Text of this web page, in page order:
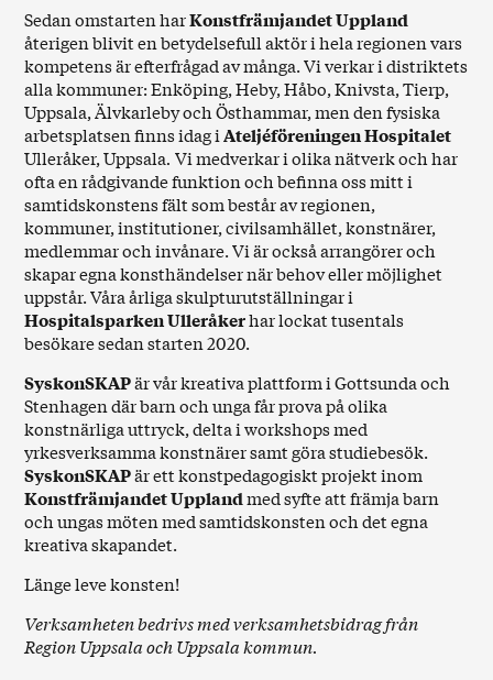
Sedan omstarten harKonstfrämjandet Uppland
återigen blivit en betydelsefull aktör i hela regionen vars
kompetens är efterfrågad av många. Vi verkar i distriktets
alla kommuner: Enköping, Heby, Håbo, Knivsta, Tierp,
Uppsala, Älvkarleby och Östhammar, men den fysiska
arbetsplatsen finns idag iAteljéföreningen Hospitalet
Ulleråker, Uppsala. Vi medverkar i olika nätverk och har
ofta en rådgivande funktion och befinna oss mitt i
samtidskonstens fält som består av regionen,
kommuner, institutioner, civilsamhället, konstnärer,
medlemmar och invånare. Vi är också arrangörer och
skapar egna konsthändelser när behov eller möjlighet
uppstår. Våra årliga skulpturutställningar i
Hospitalsparken Ulleråkerhar lockat tusentals
besökare sedan starten 2020.
SyskonSKAPär vår kreativa plattform i Gottsunda och
Stenhagen där barn och unga får prova på olika
konstnärliga uttryck, delta i workshops med
yrkesverksamma konstnärer samt göra studiebesök.
SyskonSKAPär ett konstpedagogiskt projekt inom
Konstfrämjandet Upplandmed syfte att främja barn
och ungas möten med samtidskonsten och det egna
kreativa skapandet.
Länge leve konsten!
Verksamheten bedrivs med verksamhetsbidrag från
Region Uppsala och Uppsala kommun.